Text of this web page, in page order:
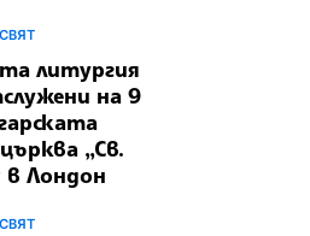
литургия
на 9
„Св.
в Лондон